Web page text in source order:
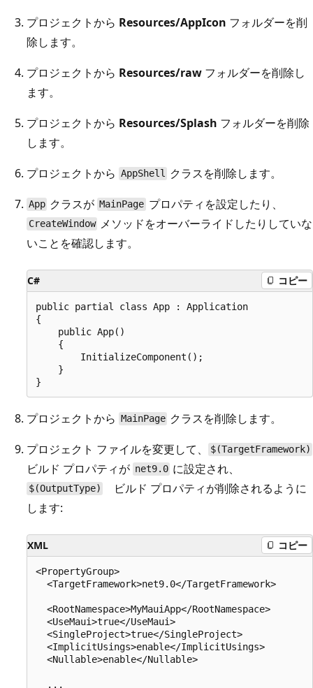
プロジェクトから Resources/AppIcon フォルダーを削
除します。
プロジェクトから Resources/raw フォルダーを削除し
ます。
プロジェクトから Resources/Splash フォルダーを削除
します。
プロジェクトから AppShell クラスを削除します。
App クラスが MainPage プロパティを設定したり、
CreateWindow メソッドをオーバーライドしたりしていな
いことを確認します。
C# コピー
public partial class App : Application
{
    public App()
    {
        InitializeComponent();
    }
プロジェクトから MainPage クラスを削除します。
プロジェクト ファイルを変更して、
$(TargetFramework)
ビルド プロパティが net9.0 に設定され、
$(OutputType)
ビルド プロパティが削除されるように
します:
XML コピー
<PropertyGroup>
  <TargetFramework>net9.0</TargetFramework>
  <RootNamespace>MyMauiApp</RootNamespace>
  <UseMaui>true</UseMaui>
  <SingleProject>true</SingleProject>
  <ImplicitUsings>enable</ImplicitUsings>
  <Nullable>enable</Nullable>
  ...